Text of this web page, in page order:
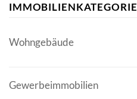
IMMOBILIENKATEGORIE
Wohngebäude
Gewerbeimmobilien